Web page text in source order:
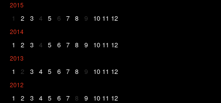
2015
1 2 3 4 5 6 7 8 9 10 11 12
2014
1 2 3 4 5 6 7 8 9 10 11 12
2013
1 2 3 4 5 6 7 8 9 10 11 12
2012
1 2 3 4 5 6 7 8 9 10 11 12